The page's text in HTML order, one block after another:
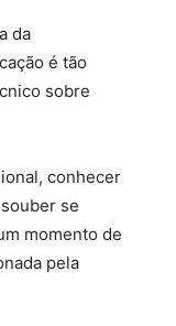
da
é tão
sobre
conhecer
se
momento de
pela